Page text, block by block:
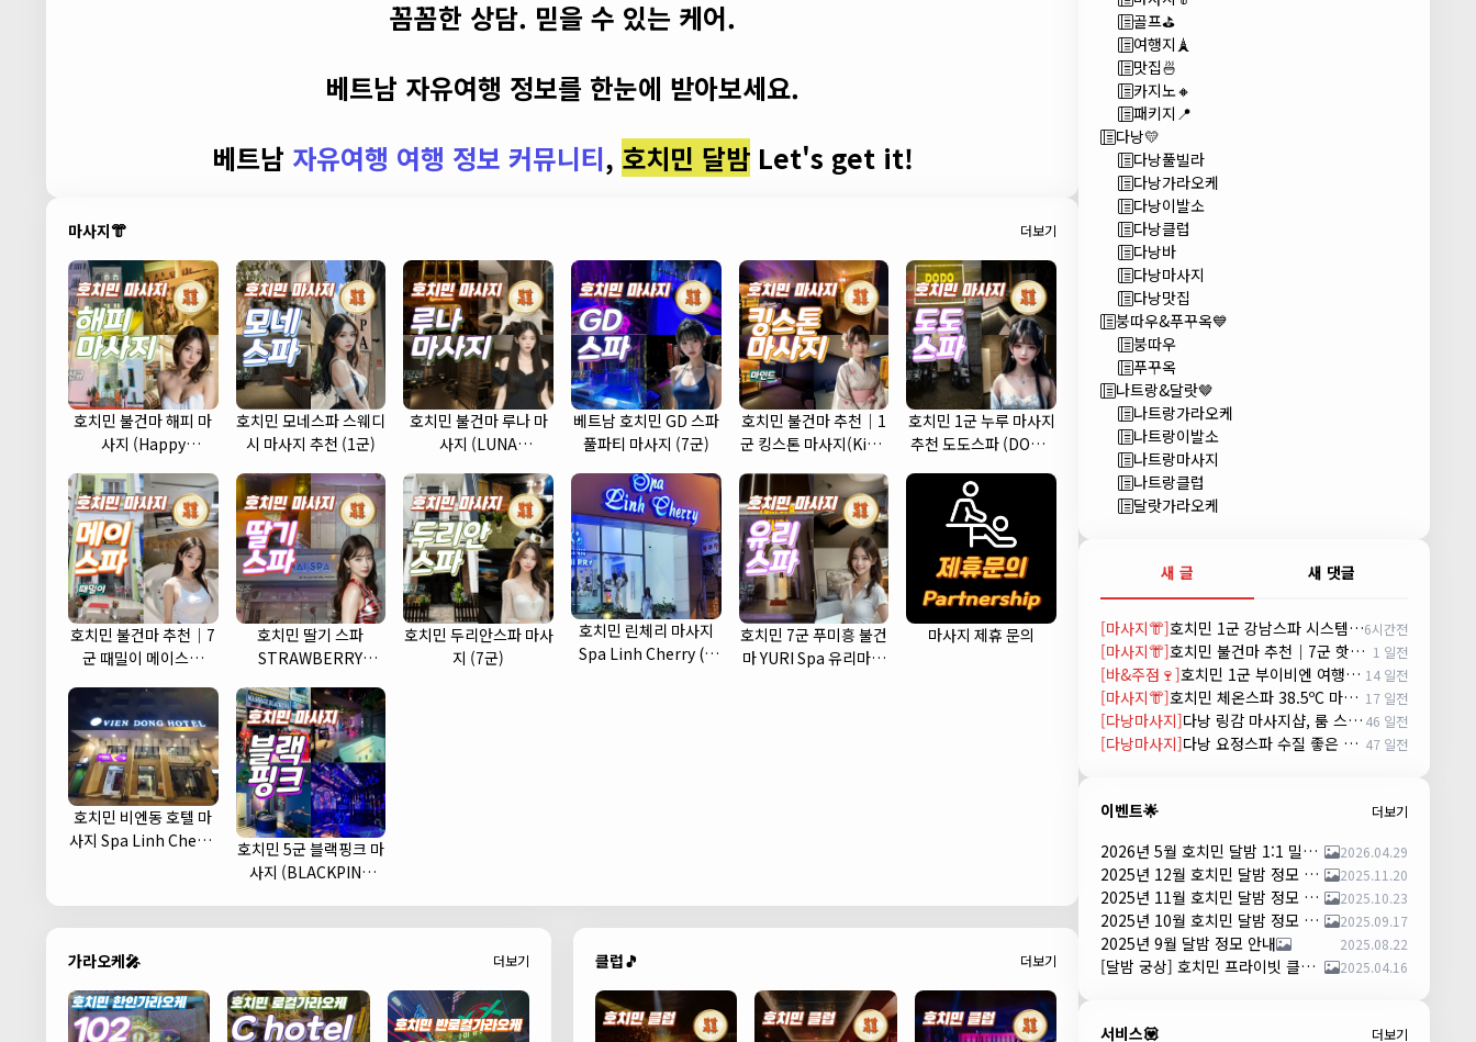
꼼꼼한 상담. 믿을 수 있는 케어.
베트남 자유여행 정보를 한눈에 받아보세요.
베트남 자유여행 여행 정보 커뮤니티, 호치민 달밤Let's get it!
마사지👘 더보기
호치민 불건마 해피 마
사지 (Happy
호치민 모네스파 스웨디
시 마사지 추천 (1군)
호치민 불건마 루나 마
사지 (LUNA
베트남 호치민 GD 스파
풀파티 마사지 (7군)
호치민 불건마 추천｜1
군 킹스톤 마사지(King
호치민 1군 누루 마사지
추천 도도스파 (DODO
호치민 불건마 추천｜7
군 때밀이 메이스파
호치민 딸기 스파
STRAWBERRY
호치민 두리안스파 마사
지 (7군)
호치민 린체리 마사지
Spa Linh Cherry (1
호치민 7군 푸미흥 불건
마 YURI Spa 유리마사
마사지 제휴 문의
호치민 비엔동 호텔 마
사지 Spa Linh Cherry
호치민 5군 블랙핑크 마
사지 (BLACKPINK
가라오케🎤 더보기 클럽🎵 더보기
골프⛳
여행지🗼
맛집🍜
카지노🔸
패키지📍
다낭💛
다낭풀빌라
다낭가라오케
다낭이발소
다낭클럽
다낭바
다낭마사지
다낭맛집
붕따우&푸꾸옥💙
붕따우
푸꾸옥
나트랑&달랏🤎
나트랑가라오케
나트랑이발소
나트랑마사지
나트랑클럽
달랏가라오케
새 글 새 댓글
[마사지👘] 호치민 1군 강남스파 시스템 및 예약방법 (GANGNAM SPA)6시간전
[마사지👘] 호치민 불건마 추천｜7군 핫스톤 마사지(Hot Stone massage) 1 일전
[바&주점🍷] 호치민 1군 부이비엔 여행자거리 착석 토킹바 놀이터 (NORITER LOUNGE) 14 일전
[마사지👘] 호치민 체온스파 38.5ºC 마사지 CHEON SPA Massage 17 일전
[다낭마사지] 다낭 링감 마사지샵, 룸 스파(Room Spa) 예약 46 일전
[다낭마사지] 다낭 요정스파 수질 좋은 곳 시스템 및 예약 방법 47 일전
이벤트🌟 더보기
2026년 5월 호치민 달밤 1:1 밀착 댄서 파티 안내 2026.04.29
2025년 12월 호치민 달밤 정모 안내 2025.11.20
2025년 11월 호치민 달밤 정모 안내 2025.10.23
2025년 10월 호치민 달밤 정모 안내 2025.09.17
2025년 9월 달밤 정모 안내 2025.08.22
[달밤 궁상] 호치민 프라이빗 클럽 댄스 파티 – 하루 한 팀만! 2025.04.16
서비스💟 더보기